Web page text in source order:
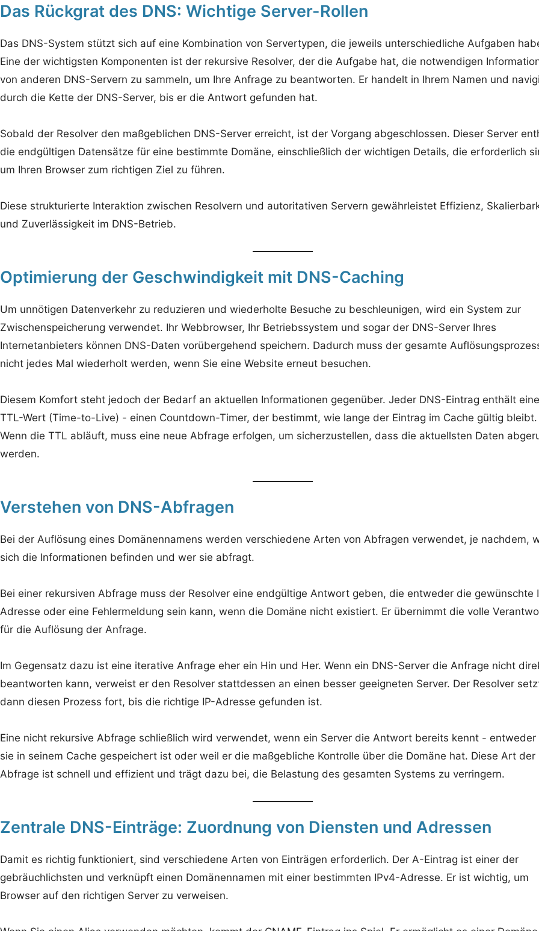
Das Rückgrat des DNS: Wichtige Server-Rollen
Das DNS-System stützt sich auf eine Kombination von Servertypen, die jeweils unterschiedliche Aufgaben
Eine der wichtigsten Komponenten ist der rekursive Resolver, der die Aufgabe hat, die notwendigen
von anderen DNS-Servern zu sammeln, um Ihre Anfrage zu beantworten. Er handelt in Ihrem Namen und
durch die Kette der DNS-Server, bis er die Antwort gefunden hat.
Sobald der Resolver den maßgeblichen DNS-Server erreicht, ist der Vorgang abgeschlossen. Dieser Server
die endgültigen Datensätze für eine bestimmte Domäne, einschließlich der wichtigen Details, die erforderlich
um Ihren Browser zum richtigen Ziel zu führen.
Diese strukturierte Interaktion zwischen Resolvern und autoritativen Servern gewährleistet Effizienz,
und Zuverlässigkeit im DNS-Betrieb.
Optimierung der Geschwindigkeit mit DNS-Caching
Um unnötigen Datenverkehr zu reduzieren und wiederholte Besuche zu beschleunigen, wird ein System zur
Zwischenspeicherung verwendet. Ihr Webbrowser, Ihr Betriebssystem und sogar der DNS-Server Ihres
Internetanbieters können DNS-Daten vorübergehend speichern. Dadurch muss der gesamte
nicht jedes Mal wiederholt werden, wenn Sie eine Website erneut besuchen.
Diesem Komfort steht jedoch der Bedarf an aktuellen Informationen gegenüber. Jeder DNS-Eintrag enthält
TTL-Wert (Time-to-Live) - einen Countdown-Timer, der bestimmt, wie lange der Eintrag im Cache gültig bleibt.
Wenn die TTL abläuft, muss eine neue Abfrage erfolgen, um sicherzustellen, dass die aktuellsten Daten
werden.
Verstehen von DNS-Abfragen
Bei der Auflösung eines Domänennamens werden verschiedene Arten von Abfragen verwendet, je nachdem,
sich die Informationen befinden und wer sie abfragt.
Bei einer rekursiven Abfrage muss der Resolver eine endgültige Antwort geben, die entweder die gewünschte
Adresse oder eine Fehlermeldung sein kann, wenn die Domäne nicht existiert. Er übernimmt die volle
für die Auflösung der Anfrage.
Im Gegensatz dazu ist eine iterative Anfrage eher ein Hin und Her. Wenn ein DNS-Server die Anfrage nicht
beantworten kann, verweist er den Resolver stattdessen an einen besser geeigneten Server. Der Resolver
dann diesen Prozess fort, bis die richtige IP-Adresse gefunden ist.
Eine nicht rekursive Abfrage schließlich wird verwendet, wenn ein Server die Antwort bereits kennt - entweder
sie in seinem Cache gespeichert ist oder weil er die maßgebliche Kontrolle über die Domäne hat. Diese Art der
Abfrage ist schnell und effizient und trägt dazu bei, die Belastung des gesamten Systems zu verringern.
Zentrale DNS-Einträge: Zuordnung von Diensten und Adressen
Damit es richtig funktioniert, sind verschiedene Arten von Einträgen erforderlich. Der A-Eintrag ist einer der
gebräuchlichsten und verknüpft einen Domänennamen mit einer bestimmten IPv4-Adresse. Er ist wichtig, um
Browser auf den richtigen Server zu verweisen.